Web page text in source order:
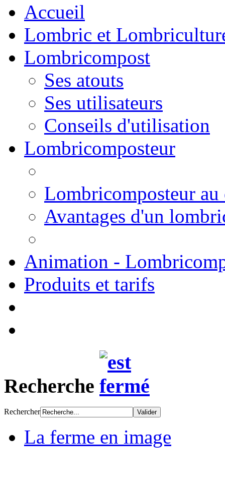
Accueil
Lombric et
Lombricompost
Ses atouts
Ses utilisateurs
Conseils d'utilisation
Lombricomposteur
Lombricomposteur
Avantages d'un
Animation -
Produits et tarifs
Recherche
Rechercher
La ferme en image